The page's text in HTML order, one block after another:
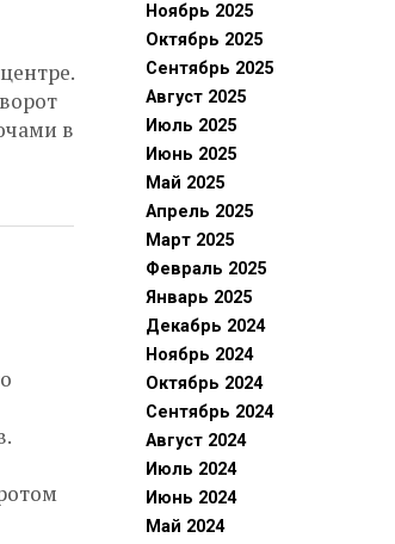
в
Ноябрь 2025
Октябрь 2025
Сентябрь 2025
Август 2025
Июль 2025
Июнь 2025
Май 2025
Апрель 2025
Март 2025
Февраль 2025
Январь 2025
Декабрь 2024
Ноябрь 2024
Октябрь 2024
Сентябрь 2024
Август 2024
Июль 2024
Июнь 2024
Май 2024